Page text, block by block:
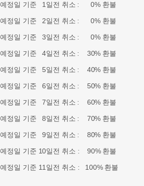
예정일 기준 1일전 취소 : 0% 환불
예정일 기준 2일전 취소 : 0% 환불
예정일 기준 3일전 취소 : 0% 환불
정일 기준 4일전 취소 : 30% 환불
정일 기준 5일전 취소 : 40% 환불
정일 기준 6일전 취소 : 50% 환불
정일 기준 7일전 취소 : 60% 환불
정일 기준 8일전 취소 : 70% 환불
정일 기준 9일전 취소 : 80% 환불
정일 기준 10일전 취소 : 90% 환불
정일 기준 11일전 취소 : 100% 환불